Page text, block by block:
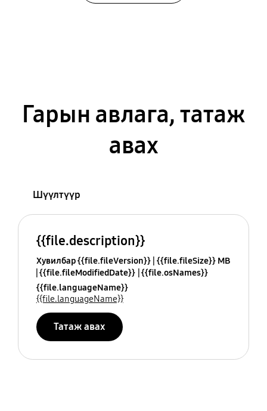
Гарын авлага, татаж
авах
Шүүлтүүр
{{file.description}}
Хувилбар {{file.fileVersion}} {{file.fileSize}} MB
{{file.fileModifiedDate}} {{file.osNames}}
{{file.languageName}}
{{file.languageName}}
Татаж авах